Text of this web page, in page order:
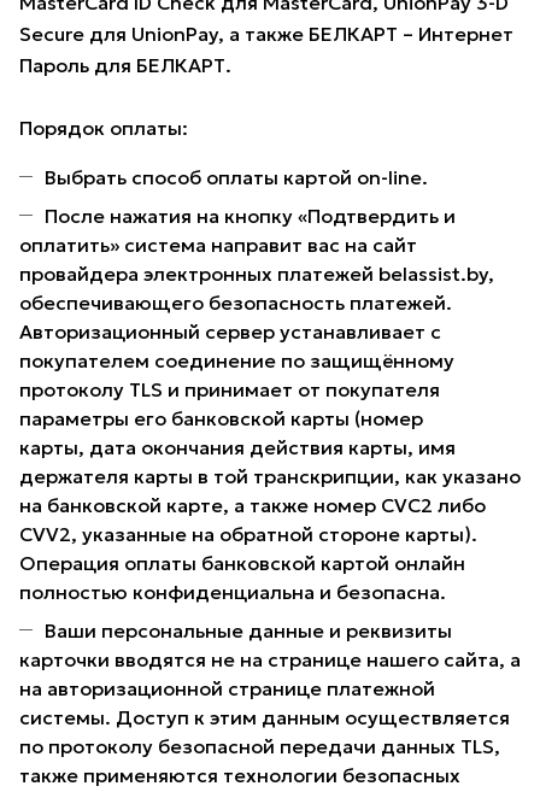
Secure для UnionPay, а также БЕЛКАРТ – Интернет
Пароль для БЕЛКАРТ.
Порядок оплаты:
Выбрать способ оплаты картой on-line.
После нажатия на кнопку «Подтвердить и
оплатить» система направит вас на сайт
провайдера электронных платежей belassist.by,
обеспечивающего безопасность платежей.
Авторизационный сервер устанавливает с
покупателем соединение по защищённому
протоколу TLS и принимает от покупателя
параметры его банковской карты (номер
карты, дата окончания действия карты, имя
держателя карты в той транскрипции, как указано
на банковской карте, а также номер CVC2 либо
CVV2, указанные на обратной стороне карты).
Операция оплаты банковской картой онлайн
полностью конфиденциальна и безопасна.
Ваши персональные данные и реквизиты
карточки вводятся не на странице нашего сайта, а
на авторизационной странице платежной
системы. Доступ к этим данным осуществляется
по протоколу безопасной передачи данных TLS,
также применяются технологии безопасных